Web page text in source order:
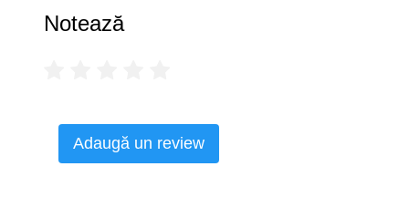
Notează
Adaugă un review